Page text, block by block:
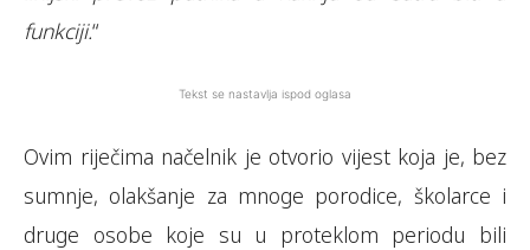
funkciji.“
Tekst se nastavlja ispod oglasa
Ovim riječima načelnik je otvorio vijest koja je, bez
sumnje, olakšanje za mnoge porodice, školarce i
druge osobe koje su u proteklom periodu bili